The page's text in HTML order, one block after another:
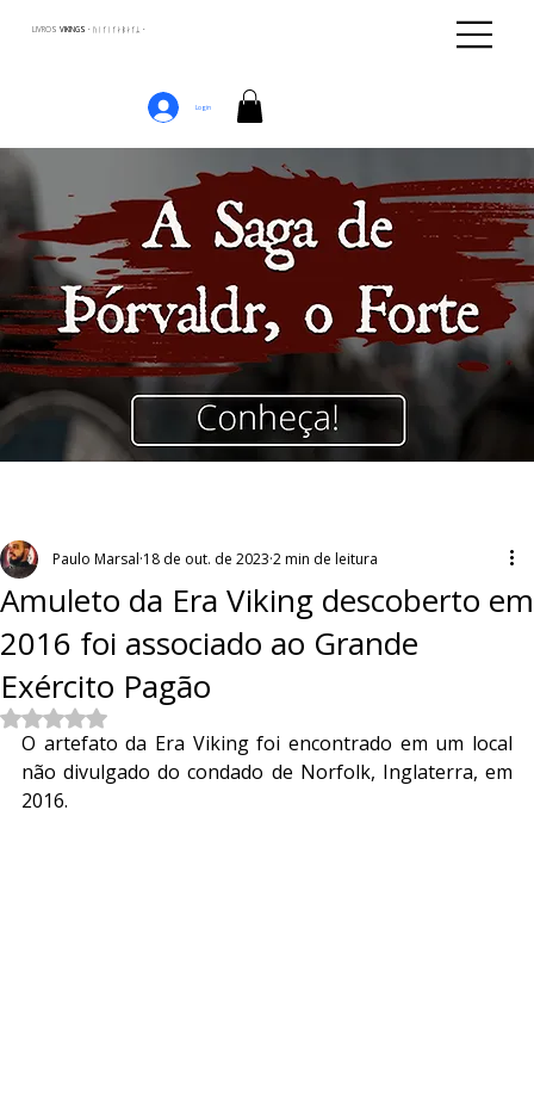
LIVROS VIKINGS · ᚢᛁᚴᛁᚴᛅᛒᛅᚴᛦ ·
Login
Amuleto da Era Viking descoberto em
2016 foi associado ao Grande
Exército Pagão
Paulo Marsal 18 de out. de 2023 2 min de leitura
Avaliado com NaN de 5 estrelas.
O artefato da Era Viking foi encontrado em um local
não divulgado do condado de Norfolk, Inglaterra, em
2016.